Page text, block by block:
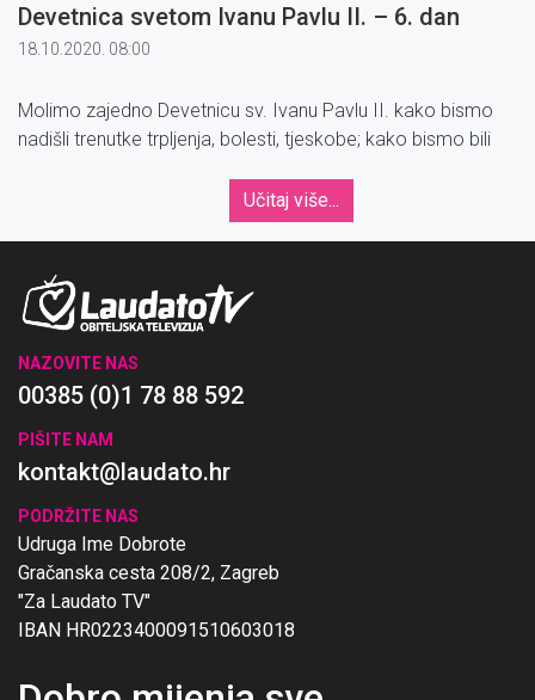
Devetnica svetom Ivanu Pavlu II. – 6. dan
18.10.2020. 08:00
Molimo zajedno Devetnicu sv. Ivanu Pavlu II. kako bismo
nadišli trenutke trpljenja, bolesti, tjeskobe; kako bismo bili
Učitaj više...
NAZOVITE NAS
00385 (0)1 78 88 592
PIŠITE NAM
kontakt@laudato.hr
PODRŽITE NAS
Udruga Ime Dobrote
Gračanska cesta 208/2, Zagreb
"Za Laudato TV"
IBAN HR0223400091510603018